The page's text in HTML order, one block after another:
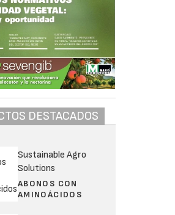
DESTACADOS
Sustainable Agro
Solutions
ABONOS CON
AMINOÁCIDOS